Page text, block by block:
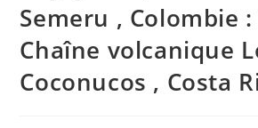
Semeru , Colombie
Chaîne volcanique
Coconucos , Costa